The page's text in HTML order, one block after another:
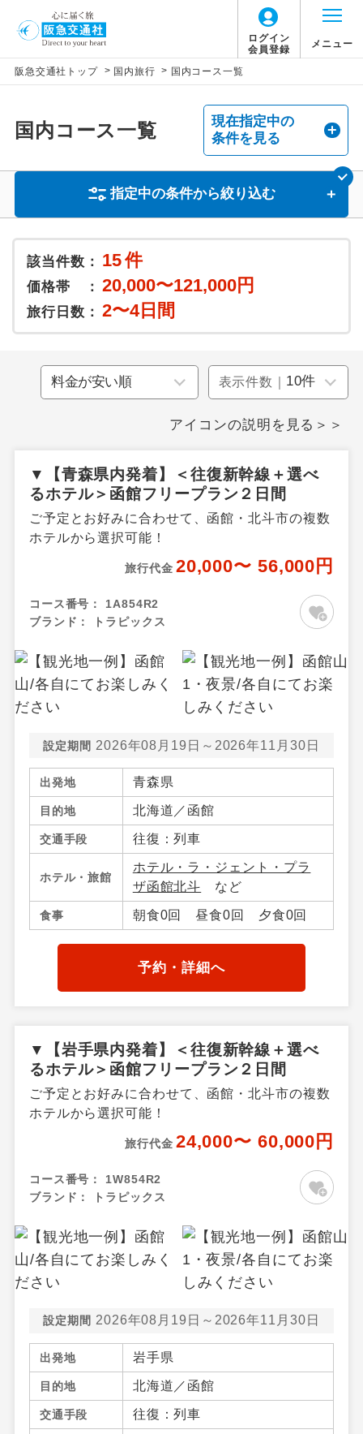
ログイン
会員登録
メニュー
阪急交通社トップ > 国内旅行 > 国内コース一覧
国内コース一覧
現在指定中の
条件を見る
指定中の条件から絞り込む
該当件数： 15件
価格帯 ： 20,000〜121,000円
旅行日数： 2〜4日間
表示件数｜
アイコンの説明を見る＞＞
▼【青森県内発着】＜往復新幹線＋選べ
るホテル＞函館フリープラン２日間
ご予定とお好みに合わせて、函館・北斗市の複数
ホテルから選択可能！
旅行代金 20,000〜 56,000円
コース番号：
1A854R2
ブランド：
トラピックス
設定期間 2026年08月19日～2026年11月30日
出発地 青森県
目的地 北海道／函館
交通手段 往復：列車
ホテル・旅館
ホテル・ラ・ジェント・プラ
ザ函館北斗 など
食事 朝食0回 昼食0回 夕食0回
予約・詳細へ
▼【岩手県内発着】＜往復新幹線＋選べ
るホテル＞函館フリープラン２日間
ご予定とお好みに合わせて、函館・北斗市の複数
ホテルから選択可能！
旅行代金 24,000〜 60,000円
コース番号：
1W854R2
ブランド：
トラピックス
設定期間 2026年08月19日～2026年11月30日
出発地 岩手県
目的地 北海道／函館
交通手段 往復：列車